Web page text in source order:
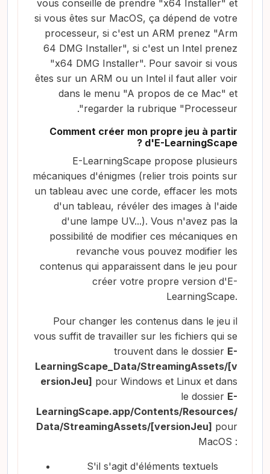
vous conseille de prendre "x64 Installer" et
si vous êtes sur MacOS, ça dépend de votre
processeur, si c'est un ARM prenez "Arm
64 DMG Installer", si c'est un Intel prenez
"x64 DMG Installer". Pour savoir si vous
êtes sur un ARM ou un Intel il faut aller voir
dans le menu "A propos de ce Mac" et
regarder la rubrique "Processeur".
Comment créer mon propre jeu à partir
d'E-LearningScape ?
E-LearningScape propose plusieurs
mécaniques d'énigmes (relier trois points sur
un tableau avec une corde, effacer les mots
d'un tableau, révéler des images à l'aide
d'une lampe UV...). Vous n'avez pas la
possibilité de modifier ces mécaniques en
revanche vous pouvez modifier les
contenus qui apparaissent dans le jeu pour
créer votre propre version d'E-
LearningScape.
Pour changer les contenus dans le jeu il
vous suffit de travailler sur les fichiers qui se
trouvent dans le dossier E-
LearningScape_Data/StreamingAssets/[v
ersionJeu] pour Windows et Linux et dans
le dossier E-
LearningScape.app/Contents/Resources/
Data/StreamingAssets/[versionJeu] pour
MacOS :
S'il s'agit d'éléments textuels